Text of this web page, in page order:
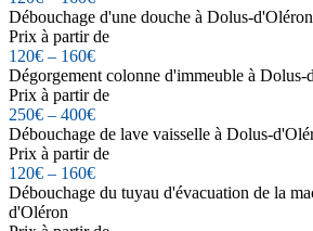
Débouchage d'une douche à Dolus-d'Oléron
Prix à partir de
120€ – 160€
Dégorgement colonne d'immeuble à Dolus-
Prix à partir de
250€ – 400€
Débouchage de lave vaisselle à Dolus-
Prix à partir de
120€ – 160€
Débouchage du tuyau d'évacuation de la
d'Oléron